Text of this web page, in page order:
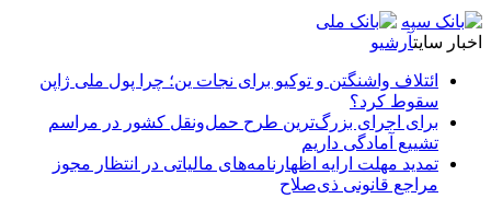
اخبار سایتآرشیو
ائتلاف واشنگتن و توکیو برای نجات ین؛ چرا پول ملی ژاپن
سقوط کرد؟
برای اجرای بزرگ‌ترین طرح حمل‌ونقل کشور در مراسم
تشییع آمادگی داریم
تمدید مهلت ارایه اظهارنامه‌های مالیاتی در انتظار مجوز
مراجع قانونی ذی‌‏صلاح